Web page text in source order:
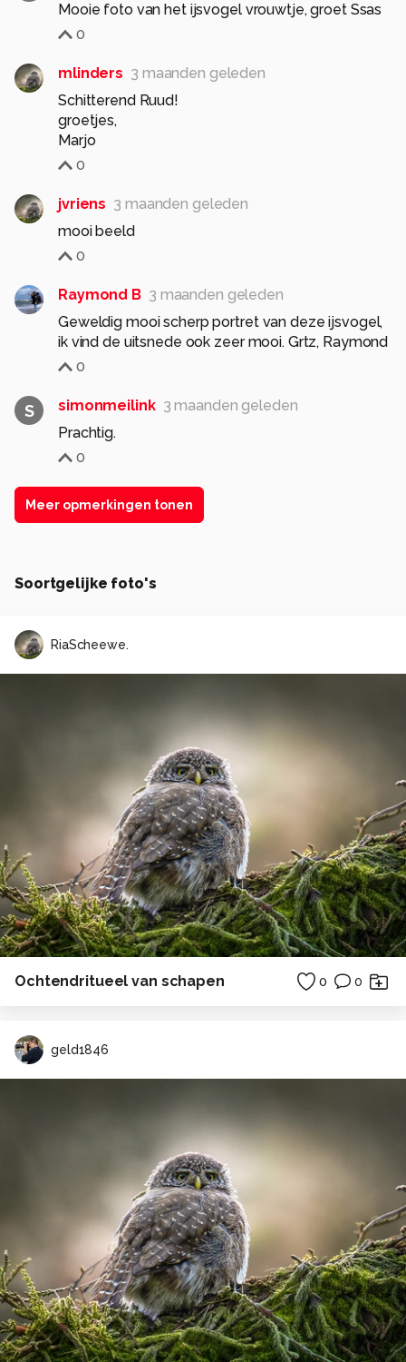
Mooie foto van het ijsvogel vrouwtje, groet Ssas
0
mlinders 3 maanden geleden
Schitterend Ruud!
groetjes,
Marjo
0
jvriens 3 maanden geleden
mooi beeld
0
Raymond B 3 maanden geleden
Geweldig mooi scherp portret van deze ijsvogel,
ik vind de uitsnede ook zeer mooi. Grtz, Raymond
0
S simonmeilink 3 maanden geleden
Prachtig.
0
Meer opmerkingen tonen
Soortgelijke foto's
RiaScheewe.
Ochtendritueel van schapen 0 0
geld1846